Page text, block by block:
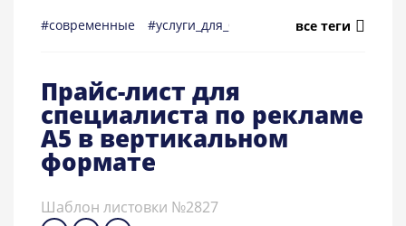
#современные #услуги_для_бизнеса #реклама
все теги
Прайс-лист для
специалиста по рекламе
A5 в вертикальном
формате
Шаблон листовки №2827